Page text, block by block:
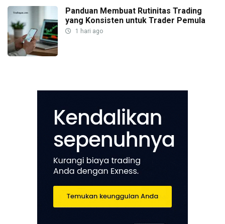
Panduan Membuat Rutinitas Trading
yang Konsisten untuk Trader Pemula
1 hari ago